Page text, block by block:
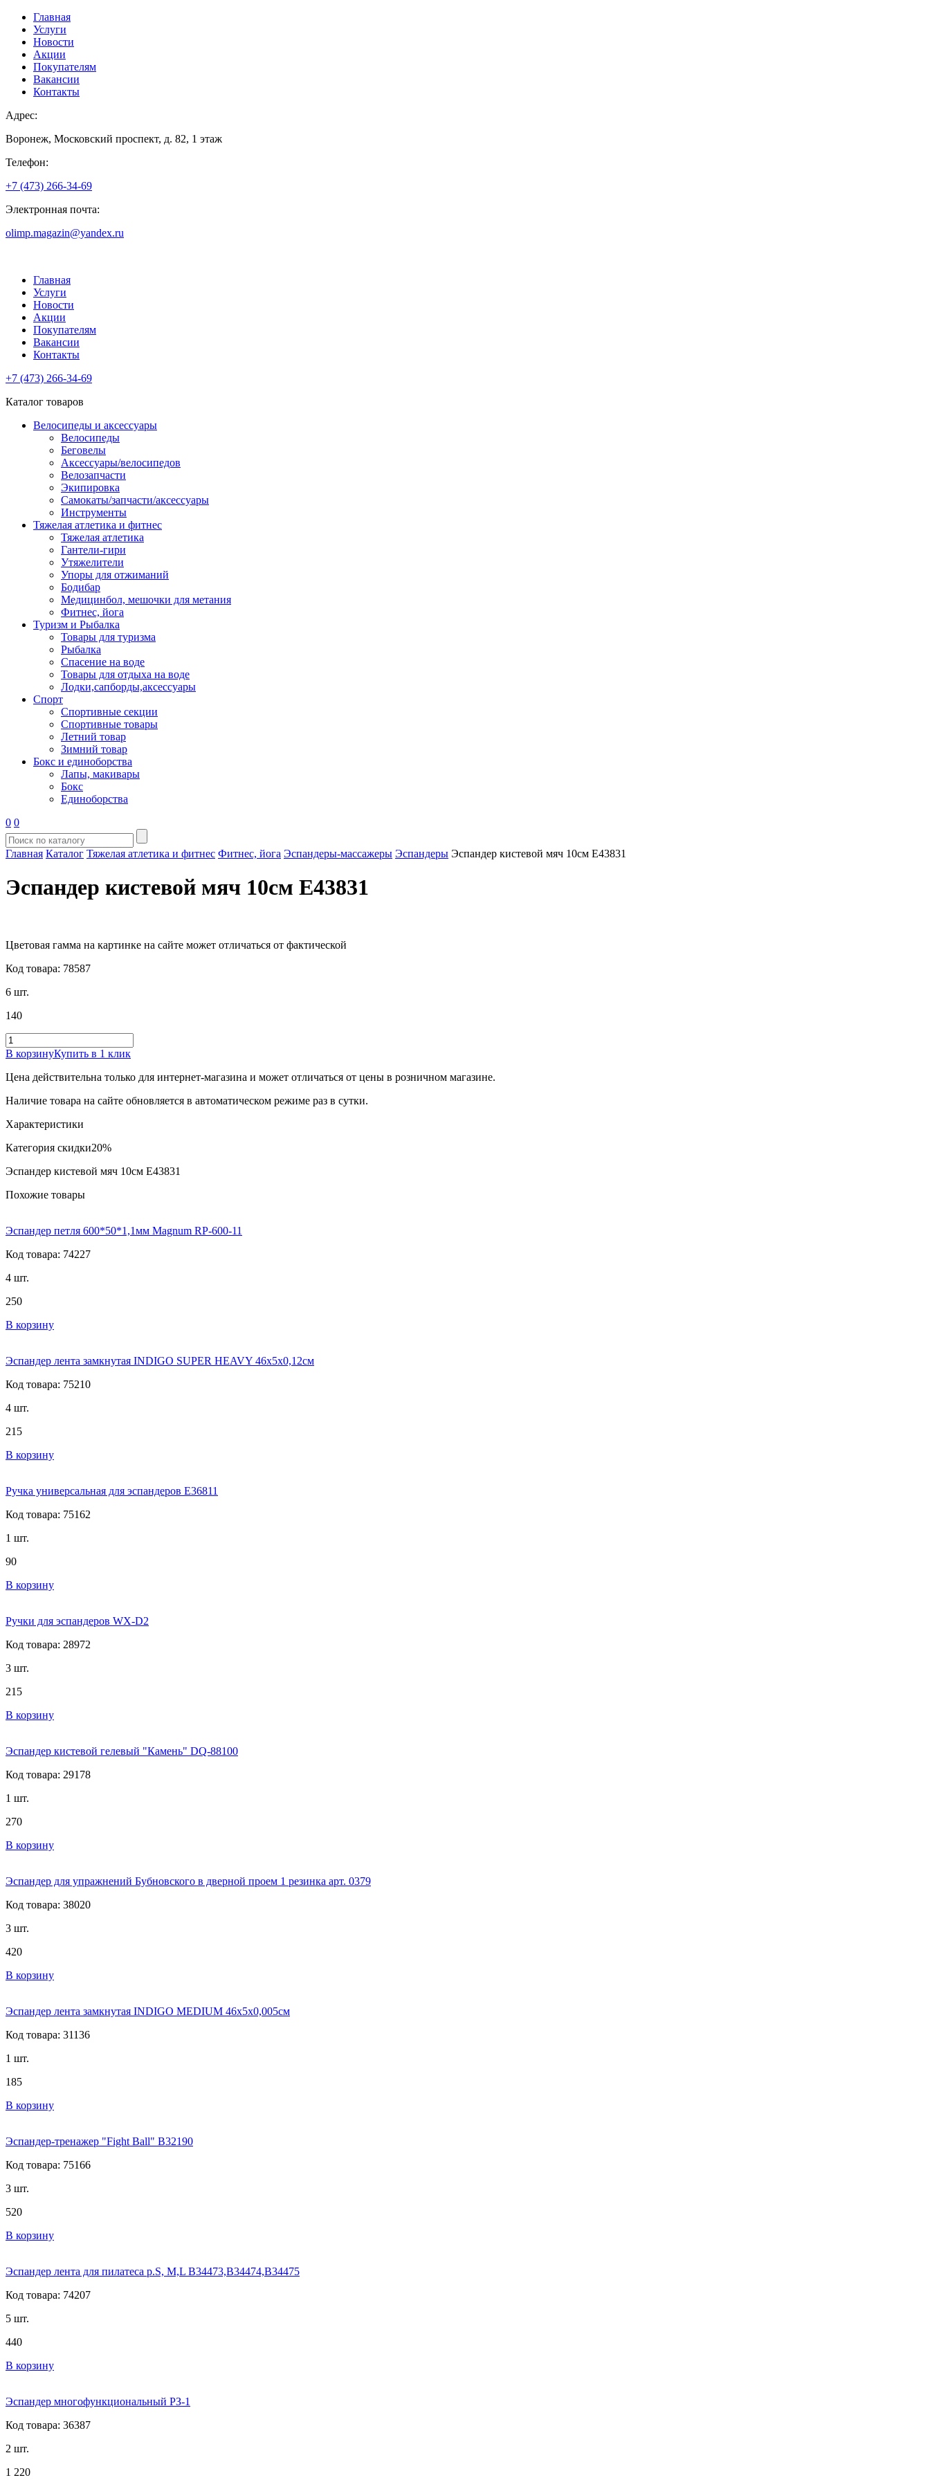
Главная
Услуги
Новости
Акции
Покупателям
Вакансии
Контакты
Адрес:
Воронеж, Московский проспект, д. 82, 1 этаж
Телефон:
+7 (473) 266-34-69
Электронная почта:
olimp.magazin@yandex.ru
Главная
Услуги
Новости
Акции
Покупателям
Вакансии
Контакты
+7 (473) 266-34-69
Каталог товаров
Велосипеды и аксессуары
Велосипеды
Беговелы
Аксессуары/велосипедов
Велозапчасти
Экипировка
Самокаты/запчасти/аксессуары
Инструменты
Тяжелая атлетика и фитнес
Тяжелая атлетика
Гантели-гири
Утяжелители
Упоры для отжиманий
Бодибар
Медицинбол, мешочки для метания
Фитнес, йога
Туризм и Рыбалка
Товары для туризма
Рыбалка
Спасение на воде
Товары для отдыха на воде
Лодки,сапборды,аксессуары
Спорт
Спортивные секции
Спортивные товары
Летний товар
Зимний товар
Бокс и единоборства
Лапы, макивары
Бокс
Единоборства
0 0
Главная Каталог Тяжелая атлетика и фитнес Фитнес, йога Эспандеры-массажеры Эспандеры Эспандер кистевой мяч 10см E43831
Эспандер кистевой мяч 10см E43831
Цветовая гамма на картинке на сайте может отличаться от фактической
Код товара: 78587
6 шт.
140
В корзинуКупить в 1 клик
Цена действительна только для интернет-магазина и может отличаться от цены в розничном магазине.
Наличие товара на сайте обновляется в автоматическом режиме раз в сутки.
Характеристики
Категория скидки20%
Эспандер кистевой мяч 10см E43831
Похожие товары
Эспандер петля 600*50*1,1мм Magnum RP-600-11
Код товара: 74227
4 шт.
250
В корзину
Эспандер лента замкнутая INDIGO SUPER HEAVY 46x5x0,12см
Код товара: 75210
4 шт.
215
В корзину
Ручка универсальная для эспандеров E36811
Код товара: 75162
1 шт.
90
В корзину
Ручки для эспандеров WX-D2
Код товара: 28972
3 шт.
215
В корзину
Эспандер кистевой гелевый "Камень" DQ-88100
Код товара: 29178
1 шт.
270
В корзину
Эспандер для упражнений Бубновского в дверной проем 1 резинка арт. 0379
Код товара: 38020
3 шт.
420
В корзину
Эспандер лента замкнутая INDIGO MEDIUM 46x5x0,005см
Код товара: 31136
1 шт.
185
В корзину
Эспандер-тренажер "Fight Ball" B32190
Код товара: 75166
3 шт.
520
В корзину
Эспандер лента для пилатеса р.S, M,L В34473,В34474,В34475
Код товара: 74207
5 шт.
440
В корзину
Эспандер многофункциональный РЗ-1
Код товара: 36387
2 шт.
1 220